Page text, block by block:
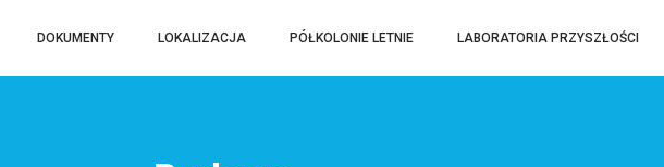
DOKUMENTY LOKALIZACJA PÓŁKOLONIE LETNIE LABORATORIA PRZYSZŁOŚCI